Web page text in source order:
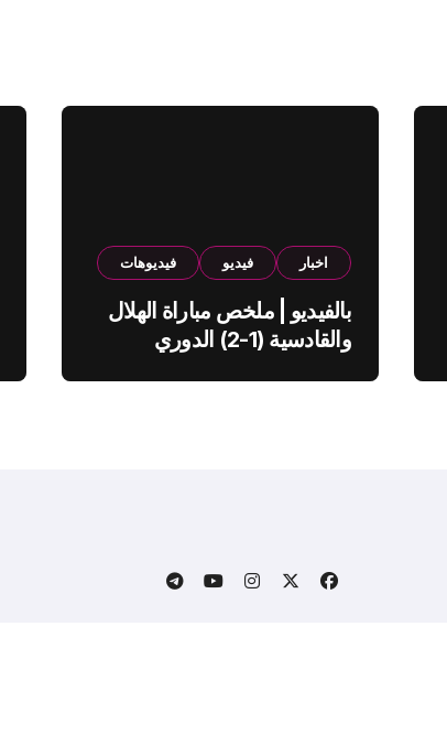
اخبار فيديو فيديوهات
بالفيديو | ملخص مباراة الهلال
والقادسية (1-2) الدوري